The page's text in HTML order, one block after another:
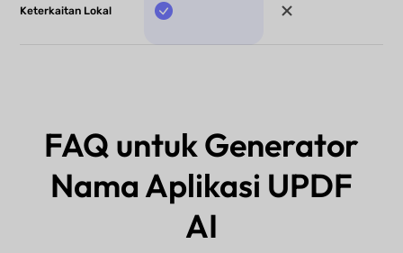
Keterkaitan Lokal
FAQ untuk Generator
Nama Aplikasi UPDF
AI